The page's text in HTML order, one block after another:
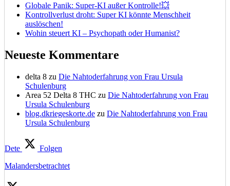
Globale Panik: Super-KI außer Kontrolle!💥
Kontrollverlust droht: Super KI könnte Menschheit
auslöschen!
Wohin steuert KI – Psychopath oder Humanist?
Neueste Kommentare
delta 8 zu Die Nahtoderfahrung von Frau Ursula
Schulenburg
Area 52 Delta 8 THC zu Die Nahtoderfahrung von Frau
Ursula Schulenburg
blog.dkriegeskorte.de zu Die Nahtoderfahrung von Frau
Ursula Schulenburg
Dete
Folgen
Malandersbetrachtet